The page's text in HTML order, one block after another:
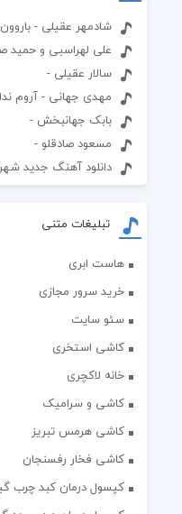
شادمهر عقیلی -
علی لهراسبی و
سالار عقیلی -
مهدی جهانی - آروم
بابک جهانبخش -
مسعود صادقلو -
دانلود آهنگ جدید
تبلیغات متنی
هاست ابری
خرید سرور مجازی
سئو سایت
کاشی استخری
خانه لاکچری
کاشی و سرامیک
کاشی هرمس تبریز
کاشی فخار رفسنجان
کپسول درمان کبد چرب